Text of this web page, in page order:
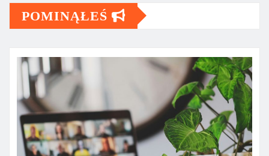
POMINĄŁEŚ